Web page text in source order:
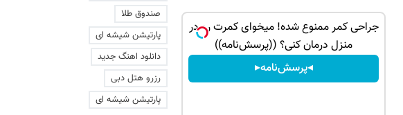
جراحی کمر ممنوع شده! میخوای کمرت رو در
منزل درمان کنی؟ ((پرسش‌نامه))
◂پرسش‌نامه▸
صندوق طلا
پارتیشن شیشه ای
دانلود اهنگ جدید
رزرو هتل دبی
پارتیشن شیشه ای